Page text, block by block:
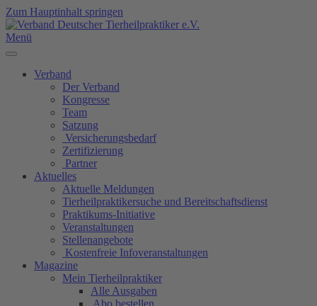
Zum Hauptinhalt springen
Menü
Verband
Der Verband
Kongresse
Team
Satzung
Versicherungsbedarf
Zertifizierung
Partner
Aktuelles
Aktuelle Meldungen
Tierheilpraktikersuche und Bereitschaftsdienst
Praktikums-Initiative
Veranstaltungen
Stellenangebote
Kostenfreie Infoveranstaltungen
Magazine
Mein Tierheilpraktiker
Alle Ausgaben
Abo bestellen